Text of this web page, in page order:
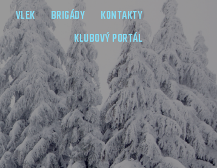
VLEK BRIGÁDY
KONTAKTY
KLUBOVÝ PORTÁL